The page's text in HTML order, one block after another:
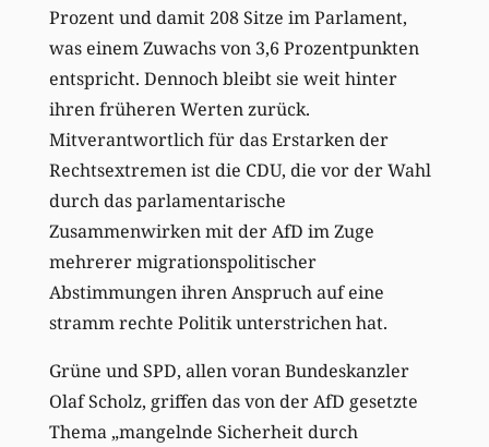
Prozent und damit 208 Sitze im Parlament,
was einem Zuwachs von 3,6 Prozentpunkten
entspricht. Dennoch bleibt sie weit hinter
ihren früheren Werten zurück.
Mitverantwortlich für das Erstarken der
Rechtsextremen ist die CDU, die vor der Wahl
durch das parlamentarische
Zusammenwirken mit der AfD im Zuge
mehrerer migrationspolitischer
Abstimmungen ihren Anspruch auf eine
stramm rechte Politik unterstrichen hat.
Grüne und SPD, allen voran Bundeskanzler
Olaf Scholz, griffen das von der AfD gesetzte
Thema „mangelnde Sicherheit durch